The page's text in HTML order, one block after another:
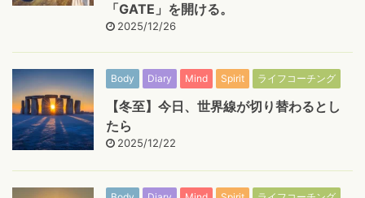
「GATE」を開ける。
2025/12/26
Body Diary Mind Spirit ライフコーチング
【冬至】今日、世界線が切り替わるとし
たら
2025/12/22